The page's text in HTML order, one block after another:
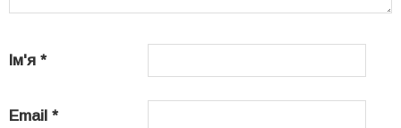
Ім'я *
Email *